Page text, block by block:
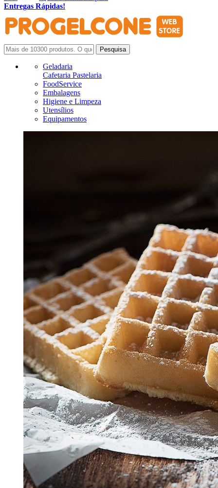
Entregas Rápidas!
Geladaria
Cafetaria Pastelaria
FoodService
Embalagens
Higiene e Limpeza
Utensílios
Equipamentos